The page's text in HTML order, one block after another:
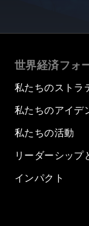
世界経済フォ
私たちのストラ
私たちのアイデ
私たちの活動
リーダーシップ
インパクト